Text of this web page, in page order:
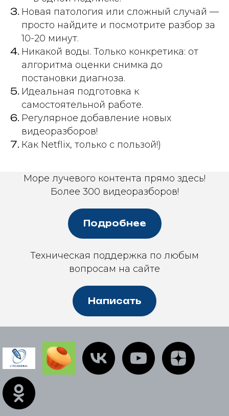
Новая патология или сложный случай —
просто найдите и посмотрите разбор за
10-20 минут.
Никакой воды. Только конкретика: от
алгоритма оценки снимка до
постановки диагноза.
Идеальная подготовка к
самостоятельной работе.
Регулярное добавление новых
видеоразборов!
Как Netflix, только с пользой!)
Море лучевого контента прямо здесь!
Более 300 видеоразборов!
Подробнее
Техническая поддержка по любым
вопросам на сайте
Написать